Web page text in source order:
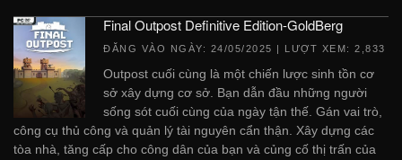
Final Outpost Definitive Edition-GoldBerg
ĐĂNG VÀO NGÀY: 24/05/2025 | LƯỢT XEM: 2,833
Outpost cuối cùng là một chiến lược sinh tồn cơ
sở xây dựng cơ sở. Bạn dẫn đầu những người
sống sót cuối cùng của ngày tận thế. Gán vai trò,
công cụ thủ công và quản lý tài nguyên cẩn thận. Xây dựng các
tòa nhà, tăng cấp cho công dân của bạn và củng cố thị trấn của